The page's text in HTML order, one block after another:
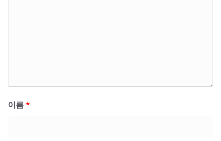
이름*